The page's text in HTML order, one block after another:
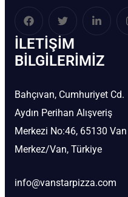
İLETIŞIM
BİLGILERIMIZ
Bahçıvan, Cumhuriyet Cd.
Aydın Perihan Alışveriş
Merkezi No:46, 65130 Van
Merkez/Van, Türkiye
info@vanstarpizza.com